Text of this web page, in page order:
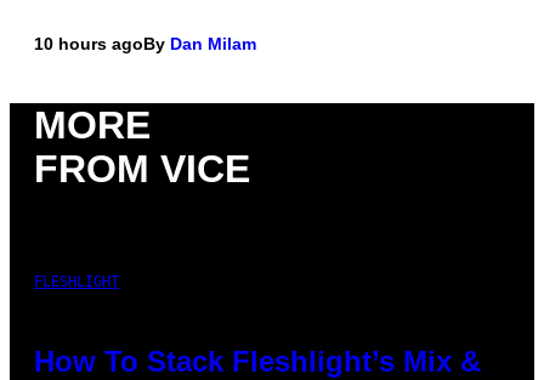
10 hours agoBy Dan Milam
MORE
FROM VICE
FLESHLIGHT
How To Stack Fleshlight’s Mix &